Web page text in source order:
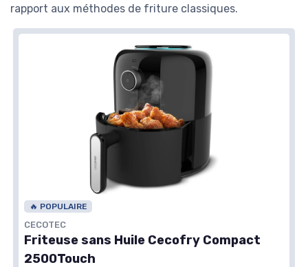
rapport aux méthodes de friture classiques.
🔥 POPULAIRE
CECOTEC
Friteuse sans Huile Cecofry Compact
2500Touch